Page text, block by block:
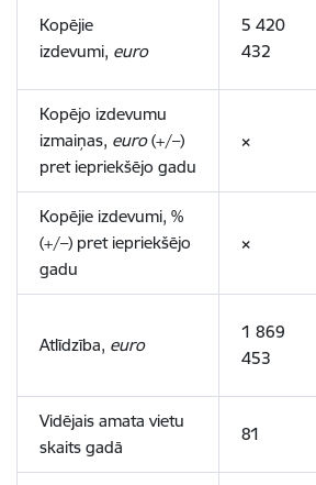
Kopējie
izdevumi, euro
5 420
432
Kopējo izdevumu
izmaiņas, euro(+/–)
pret iepriekšējo gadu
×
Kopējie izdevumi, %
(+/–) pret iepriekšējo
gadu
×
Atlīdzība, euro
1 869
453
Vidējais amata vietu
skaits gadā
81